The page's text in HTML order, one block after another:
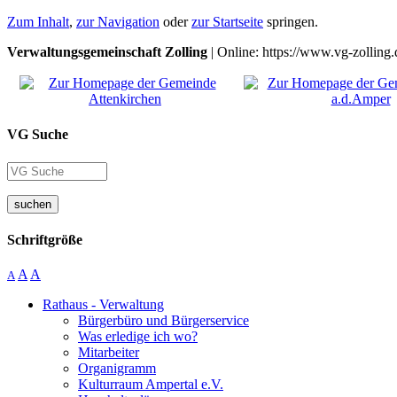
Zum Inhalt, zur Navigation oderzur Startseite springen.
Verwaltungsgemeinschaft Zolling | Online: https://www.vg-
VG Suche
suchen
Schriftgröße
A A A
Rathaus - Verwaltung
Bürgerbüro und Bürgerservice
Was erledige ich wo?
Mitarbeiter
Organigramm
Kulturraum Ampertal e.V.